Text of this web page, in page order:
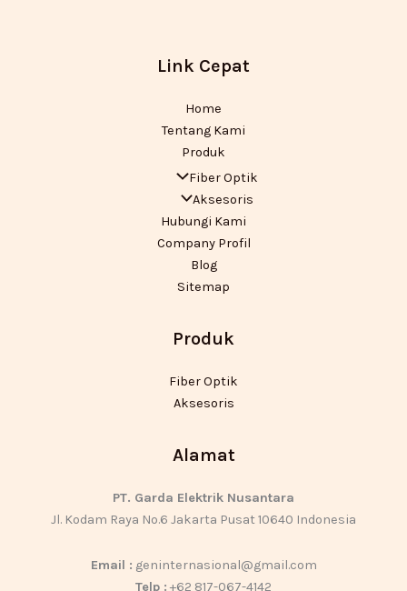
Link Cepat
Home
Tentang Kami
Produk
Fiber Optik
Aksesoris
Hubungi Kami
Company Profil
Blog
Sitemap
Produk
Fiber Optik
Aksesoris
Alamat
PT. Garda Elektrik Nusantara
Jl. Kodam Raya No.6 Jakarta Pusat 10640 Indonesia
Email : geninternasional@gmail.com
Telp : +62 817-067-4142